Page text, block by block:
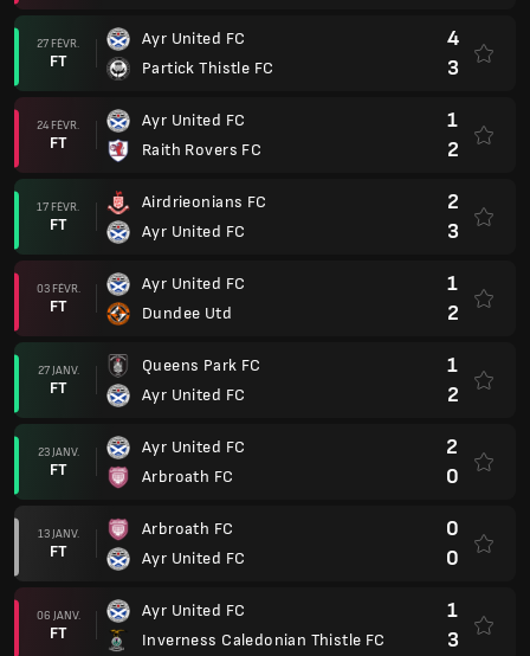
27 FÉVR.
FT
Ayr United FC
Partick Thistle FC
4
3
24 FÉVR.
FT
Ayr United FC
Raith Rovers FC
1
2
17 FÉVR.
FT
Airdrieonians FC
Ayr United FC
2
3
03 FÉVR.
FT
Ayr United FC
Dundee Utd
1
2
27 JANV.
FT
Queens Park FC
Ayr United FC
1
2
23 JANV.
FT
Ayr United FC
Arbroath FC
2
0
13 JANV.
FT
Arbroath FC
Ayr United FC
0
0
06 JANV.
FT
Ayr United FC
Inverness Caledonian Thistle FC
1
3